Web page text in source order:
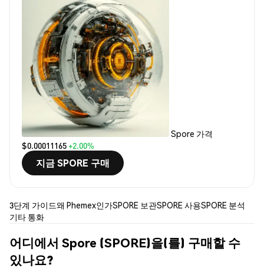
Spore 가격
$0.00011165+2.00%
지금 SPORE 구매
3단계 가이드왜 Phemex인가SPORE 보관SPORE 사용SPORE 분석
기타 통화
어디에서 Spore (SPORE)을(를) 구매할 수
있나요?